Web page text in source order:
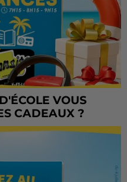
VOUS
CADEAUX ?